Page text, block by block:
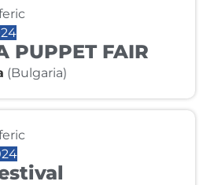
PUPPET FAIR
(Bulgaria)